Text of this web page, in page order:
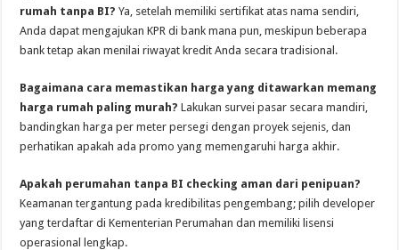
rumah tanpa BI? Ya, setelah memiliki sertifikat atas nama sendiri,
Anda dapat mengajukan KPR di bank mana pun, meskipun beberapa
bank tetap akan menilai riwayat kredit Anda secara tradisional.
Bagaimana cara memastikan harga yang ditawarkan memang
harga rumah paling murah? Lakukan survei pasar secara mandiri,
bandingkan harga per meter persegi dengan proyek sejenis, dan
perhatikan apakah ada promo yang memengaruhi harga akhir.
Apakah perumahan tanpa BI checking aman dari penipuan?
Keamanan tergantung pada kredibilitas pengembang; pilih developer
yang terdaftar di Kementerian Perumahan dan memiliki lisensi
operasional lengkap.